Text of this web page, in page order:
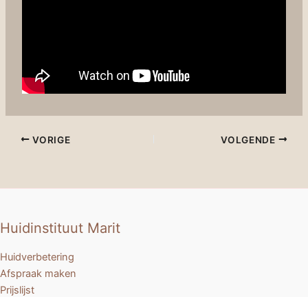
VORIGE VOLGENDE
Huidinstituut Marit
Huidverbetering
Afspraak maken
Prijslijst